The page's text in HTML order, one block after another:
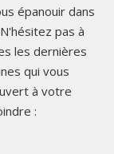
épanouir dans
pas à
les dernières
qui vous
à votre
: